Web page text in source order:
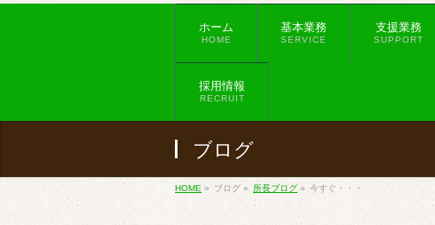
ホーム
HOME
基本業務
SERVICE
支援業務
SUPPORT
採用情報
RECRUIT
ブログ
HOME » ブログ » 所長ブログ » 今すぐ・・・